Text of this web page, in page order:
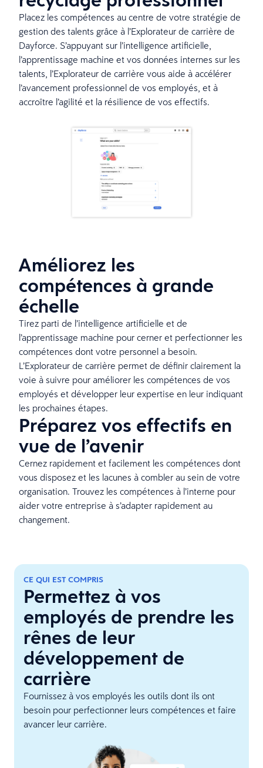
Placez les compétences au centre de votre stratégie de
gestion des talents grâce à l’Explorateur de carrière de
Dayforce. S’appuyant sur l’intelligence artificielle,
l’apprentissage machine et vos données internes sur les
talents, l’Explorateur de carrière vous aide à accélérer
l’avancement professionnel de vos employés, et à
accroître l’agilité et la résilience de vos effectifs.
Améliorez les
compétences à grande
échelle
Tirez parti de l’intelligence artificielle et de
l’apprentissage machine pour cerner et perfectionner les
compétences dont votre personnel a besoin.
L’Explorateur de carrière permet de définir clairement la
voie à suivre pour améliorer les compétences de vos
employés et développer leur expertise en leur indiquant
les prochaines étapes.
Préparez vos effectifs en
vue de l’avenir
Cernez rapidement et facilement les compétences dont
vous disposez et les lacunes à combler au sein de votre
organisation. Trouvez les compétences à l’interne pour
aider votre entreprise à s’adapter rapidement au
changement.
CE QUI EST COMPRIS
Permettez à vos
employés de prendre les
rênes de leur
développement de
carrière
Fournissez à vos employés les outils dont ils ont
besoin pour perfectionner leurs compétences et faire
avancer leur carrière.